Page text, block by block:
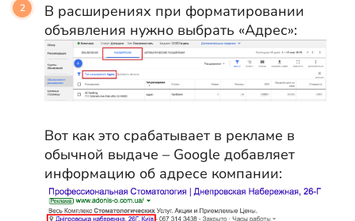
В расширениях при форматировании
объявления нужно выбрать «Адрес»:
Вот как это срабатывает в рекламе в
обычной выдаче – Google добавляет
информацию об адресе компании: